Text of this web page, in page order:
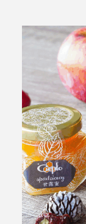
ABOUT
シ
店
NEWS